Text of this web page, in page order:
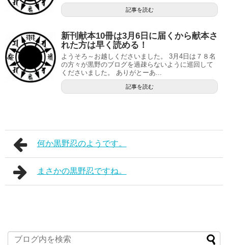
記事を読む
新刊献本10冊は3月6日に届くから献本さ
れた方は早く読める！
ようそろ～お越しくださいました。 3月4日は７８名
の方々が黒野のブログを過疎らないように巡回して
くださいました。 ありがとーあ...
記事を読む
何か黒野忍のようです。
まさかの黒野忍ですね。